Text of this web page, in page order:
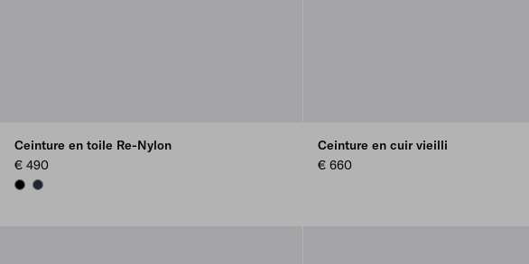
Ceinture en toile Re-Nylon
€ 490
BLACKNAVY
Ceinture en cuir vieilli
€ 660